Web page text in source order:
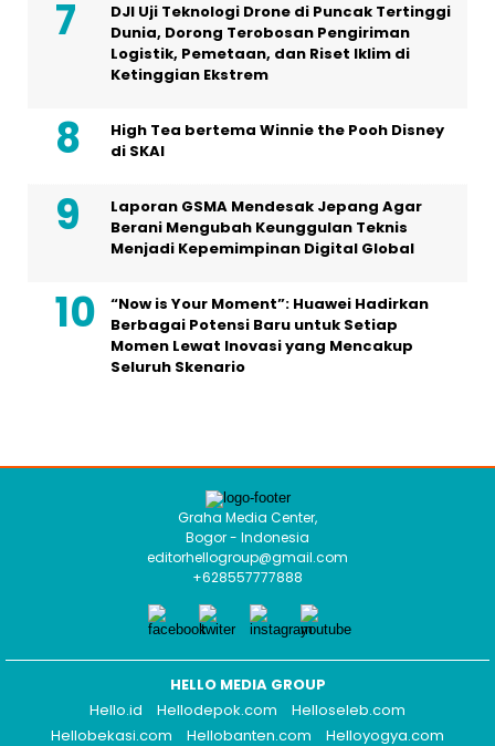
DJI Uji Teknologi Drone di Puncak Tertinggi
Dunia, Dorong Terobosan Pengiriman
Logistik, Pemetaan, dan Riset Iklim di
Ketinggian Ekstrem
High Tea bertema Winnie the Pooh Disney
di SKAI
Laporan GSMA Mendesak Jepang Agar
Berani Mengubah Keunggulan Teknis
Menjadi Kepemimpinan Digital Global
“Now is Your Moment”: Huawei Hadirkan
Berbagai Potensi Baru untuk Setiap
Momen Lewat Inovasi yang Mencakup
Seluruh Skenario
Graha Media Center,
Bogor - Indonesia
editorhellogroup@gmail.com
+628557777888
HELLO MEDIA GROUP
Hello.id
Hellodepok.com
Helloseleb.com
Hellobekasi.com
Hellobanten.com Helloyogya.com